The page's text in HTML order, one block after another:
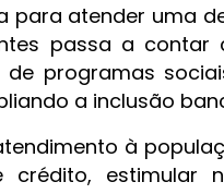
para atender uma
passa a
de programas
a inclusão
à
estimular